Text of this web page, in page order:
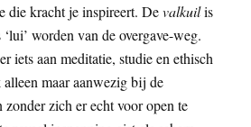
die kracht je inspireert. Devalkuilis
worden van de overgave-weg.
iets aan meditatie, studie en ethisch
maar aanwezig bij de
zonder zich er echt voor open te